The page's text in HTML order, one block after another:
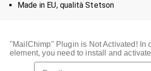
Made in EU, qualità Stetson
"MailChimp" Plugin is Not Activated! In
element, you need to install and